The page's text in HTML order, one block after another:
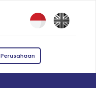
Perusahaan